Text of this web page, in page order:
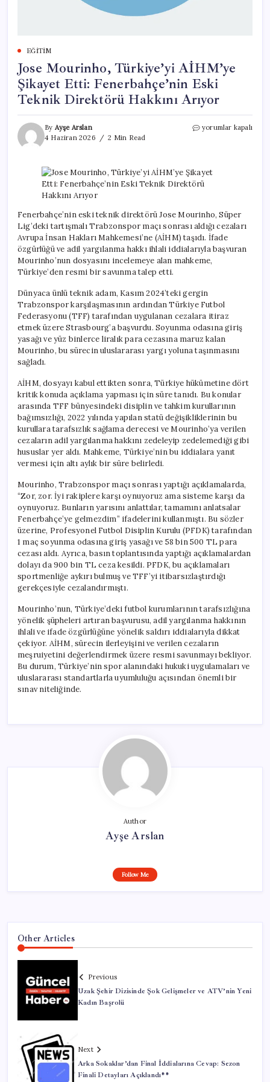
EĞITIM
Jose Mourinho, Türkiye’yi AİHM’ye
Şikayet Etti: Fenerbahçe’nin Eski
Teknik Direktörü Hakkını Arıyor
By Ayşe Arslan
4 Haziran 2026
2 Min Read
Jose
Şikayet
Etti:
Fenerbahçe’nin
Direktörü
Hakkını
Arıyor
için
yorumlar kapalı
Fenerbahçe’nin eski teknik direktörü Jose Mourinho, Süper
Lig’deki tartışmalı Trabzonspor maçı sonrası aldığı cezaları
Avrupa İnsan Hakları Mahkemesi’ne (AİHM) taşıdı. İfade
özgürlüğü ve adil yargılanma hakkı ihlali iddialarıyla başvuran
Mourinho’nun dosyasını incelemeye alan mahkeme,
Türkiye’den resmi bir savunma talep etti.
Dünyaca ünlü teknik adam, Kasım 2024’teki gergin
Trabzonspor karşılaşmasının ardından Türkiye Futbol
Federasyonu (TFF) tarafından uygulanan cezalara itiraz
etmek üzere Strasbourg’a başvurdu. Soyunma odasına giriş
yasağı ve yüz binlerce liralık para cezasına maruz kalan
Mourinho, bu sürecin uluslararası yargı yoluna taşınmasını
sağladı.
AİHM, dosyayı kabul ettikten sonra, Türkiye hükümetine dört
kritik konuda açıklama yapması için süre tanıdı. Bu konular
arasında TFF bünyesindeki disiplin ve tahkim kurullarının
bağımsızlığı, 2022 yılında yapılan statü değişikliklerinin bu
kurullara tarafsızlık sağlama derecesi ve Mourinho’ya verilen
cezaların adil yargılanma hakkını zedeleyip zedelemediği gibi
hususlar yer aldı. Mahkeme, Türkiye’nin bu iddialara yanıt
vermesi için altı aylık bir süre belirledi.
Mourinho, Trabzonspor maçı sonrası yaptığı açıklamalarda,
“Zor, zor. İyi rakiplere karşı oynuyoruz ama sisteme karşı da
oynuyoruz. Bunların yarısını anlattılar, tamamını anlatsalar
Fenerbahçe’ye gelmezdim” ifadelerini kullanmıştı. Bu sözler
üzerine, Profesyonel Futbol Disiplin Kurulu (PFDK) tarafından
1 maç soyunma odasına giriş yasağı ve 58 bin 500 TL para
cezası aldı. Ayrıca, basın toplantısında yaptığı açıklamalardan
dolayı da 900 bin TL ceza kesildi. PFDK, bu açıklamaları
sportmenliğe aykırı bulmuş ve TFF’yi itibarsızlaştırdığı
gerekçesiyle cezalandırmıştı.
Mourinho’nun, Türkiye’deki futbol kurumlarının tarafsızlığına
yönelik şüpheleri artıran başvurusu, adil yargılanma hakkının
ihlali ve ifade özgürlüğüne yönelik saldırı iddialarıyla dikkat
çekiyor. AİHM, sürecin ilerleyişini ve verilen cezaların
meşruiyetini değerlendirmek üzere resmi savunmayı bekliyor.
Bu durum, Türkiye’nin spor alanındaki hukuki uygulamaları ve
uluslararası standartlarla uyumluluğu açısından önemli bir
sınav niteliğinde.
Author
Ayşe Arslan
Follow Me
Other Articles
Previous
Uzak Şehir Dizisinde Şok Gelişmeler ve ATV’nin Yeni
Kadın Başrolü
Next
Arka Sokaklar’dan Final İddialarına Cevap: Sezon
Finali Detayları Açıklandı**